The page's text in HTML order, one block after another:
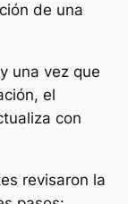
de una
una vez que
el
con
revisaron la